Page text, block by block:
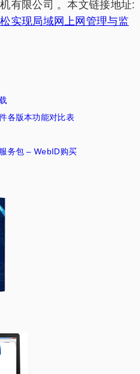
有限公司 。本文链接地址:
实现局域网上网管理与监
各版本功能对比表
务包 – WebID购买